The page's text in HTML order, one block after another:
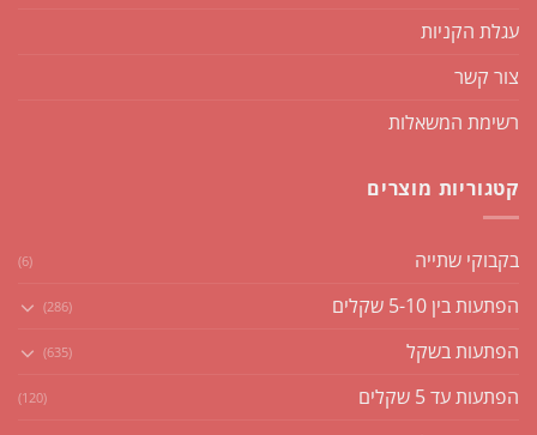
עגלת הקניות
צור קשר
רשימת המשאלות
קטגוריות מוצרים
בקבוקי שתייה (6)
הפתעות בין 5-10 שקלים (286)
הפתעות בשקל (635)
הפתעות עד 5 שקלים (120)